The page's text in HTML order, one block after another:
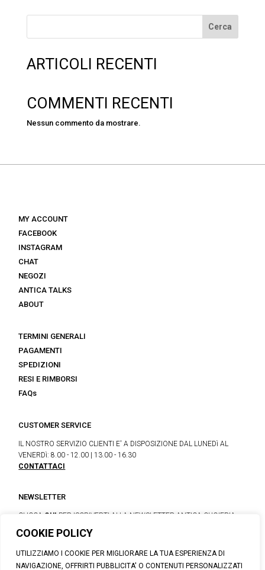
COOKIE POLICY
UTILIZZIAMO I COOKIE PER MIGLIORARE LA TUA ESPERIENZA DI
NAVIGAZIONE, OFFRIRTI PUBBLICITA' O CONTENUTI PERSONALIZZATI
Cerca
ARTICOLI RECENTI
COMMENTI RECENTI
Nessun commento da mostrare.
MY ACCOUNT
FACEBOOK
INSTAGRAM
CHAT
NEGOZI
ANTICA TALKS
ABOUT
TERMINI GENERALI
PAGAMENTI
SPEDIZIONI
RESI E RIMBORSI
FAQs
CUSTOMER SERVICE
IL NOSTRO SERVIZIO CLIENTI E' A DISPOSIZIONE DAL LUNEDì AL
VENERDì: 8.00 - 12.00 | 13.00 - 16.30
CONTATTACI
NEWSLETTER
CLICCA QUI PER ISCRIVERTI ALLA NEWSLETTER ANTICA CUOIERIA
© 2026 CALZATURIFICIO F.LLI SOLDINI
VIA VITTORIO VENETO, 32 - CAPOLONA 52010 (AR)